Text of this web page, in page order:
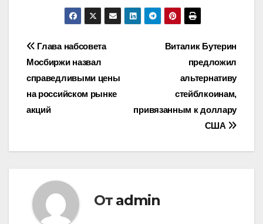
Навигация
по
записям
Виталик Бутерин
предложил
альтернативу
стейблкоинам,
привязанным к доллару
США
Глава набсовета
Мосбиржи назвал
справедливыми цены
на российском рынке
акций
От admin